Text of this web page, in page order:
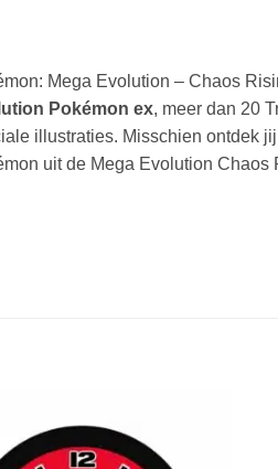
Mega Evolution – Chaos
Pokémon ex, meer dan 20
illustraties. Misschien ontdek
uit de Mega Evolution